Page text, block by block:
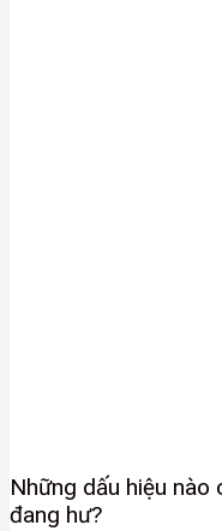
Những dấu hiệu
đang hư?